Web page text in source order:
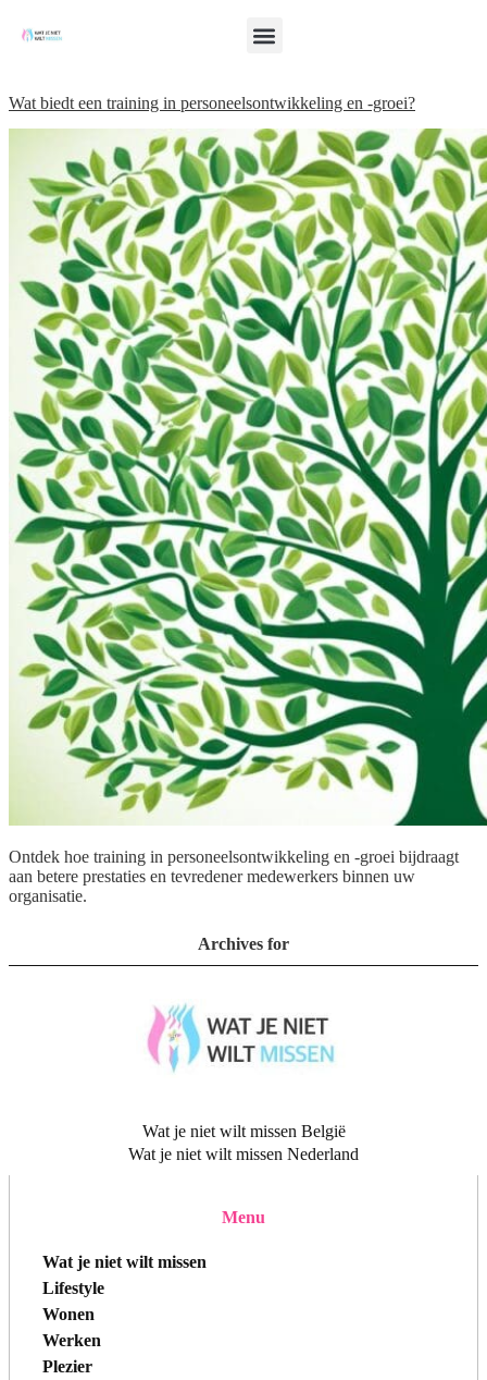
Wat biedt een training in personeelsontwikkeling en -groei?
Ontdek hoe training in personeelsontwikkeling en -groei bijdraagt
aan betere prestaties en tevredener medewerkers binnen uw
organisatie.
Archives for
Wat je niet wilt missen België
Wat je niet wilt missen Nederland
Menu
Wat je niet wilt missen
Lifestyle
Wonen
Werken
Plezier